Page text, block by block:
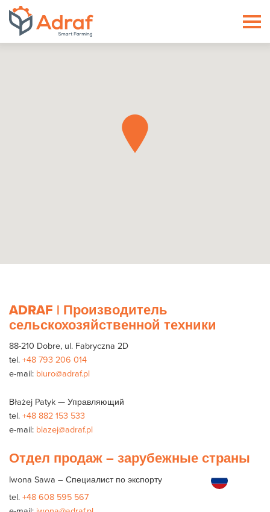
ADRAF | Производитель
сельскохозяйственной техники
88-210 Dobre, ul. Fabryczna 2D
tel.+48 793 206 014
e-mail: biuro@adraf.pl
Błażej Patyk — Управляющий
tel.+48 882 153 533
e-mail: blazej@adraf.pl
Отдел продаж – зарубежные страны
Iwona Sawa – Специалист по экспорту
tel.+48 608 595 567
ADRAF // Producent maszyn